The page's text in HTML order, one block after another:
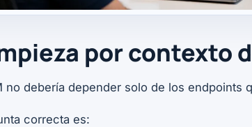
por contexto
no debería depender solo de los endpoints
correcta es: